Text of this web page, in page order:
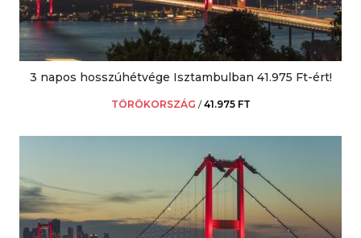
3 napos hosszúhétvége Isztambulban 41.975 Ft-ért!
TÖRÖKORSZÁG /41.975 FT